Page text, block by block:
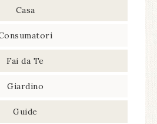
Casa
Fai da Te
Giardino
Guide